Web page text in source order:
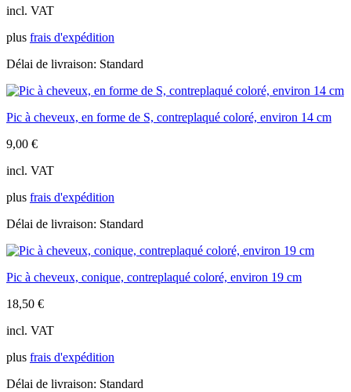
incl. VAT
plus frais d'expédition
Délai de livraison: Standard
Pic à cheveux, en forme de S, contreplaqué coloré, environ 14 cm
9,00 €
incl. VAT
plus frais d'expédition
Délai de livraison: Standard
Pic à cheveux, conique, contreplaqué coloré, environ 19 cm
18,50 €
incl. VAT
plus frais d'expédition
Délai de livraison: Standard